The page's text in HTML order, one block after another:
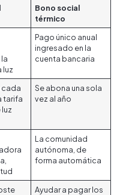
Bono social
térmico
luz
Pago único anual
ingresado en la
cuenta bancaria
cada
tarifa
Se abona una sola
vez al año
La comunidad
autónoma, de
forma automática
Ayudar a pagar los